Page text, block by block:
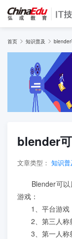
首页
IT培训班
在线网课
师资团队
项目库
学员案例
首页 知识普及 blender
blender
文章类型： 知识普
Blender可以
游戏：
1、平台游戏
2、第三人称
3、第一人称